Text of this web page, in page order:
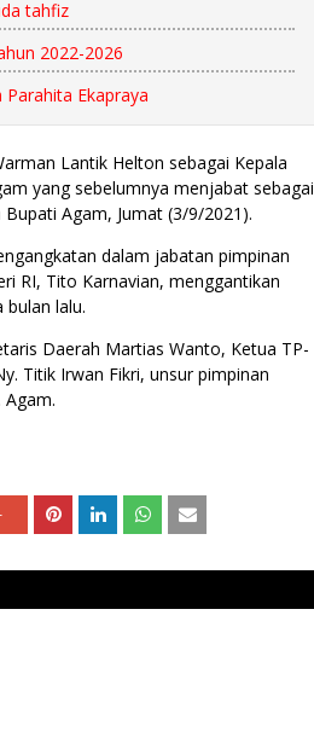
tahfiz
2022-2026
Ekapraya
Lantik Helton sebagai Kepala
yang sebelumnya menjabat sebagai
Agam, Jumat (3/9/2021).
dalam jabatan pimpinan
RI, Tito Karnavian, menggantikan
bulan lalu.
Daerah Martias Wanto, Ketua TP-
Titik Irwan Fikri, unsur pimpinan